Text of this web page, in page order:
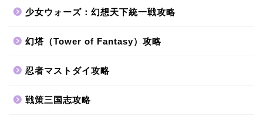
少女ウォーズ：幻想天下統一戦攻略
幻塔（Tower of Fantasy）攻略
忍者マストダイ攻略
戦策三国志攻略